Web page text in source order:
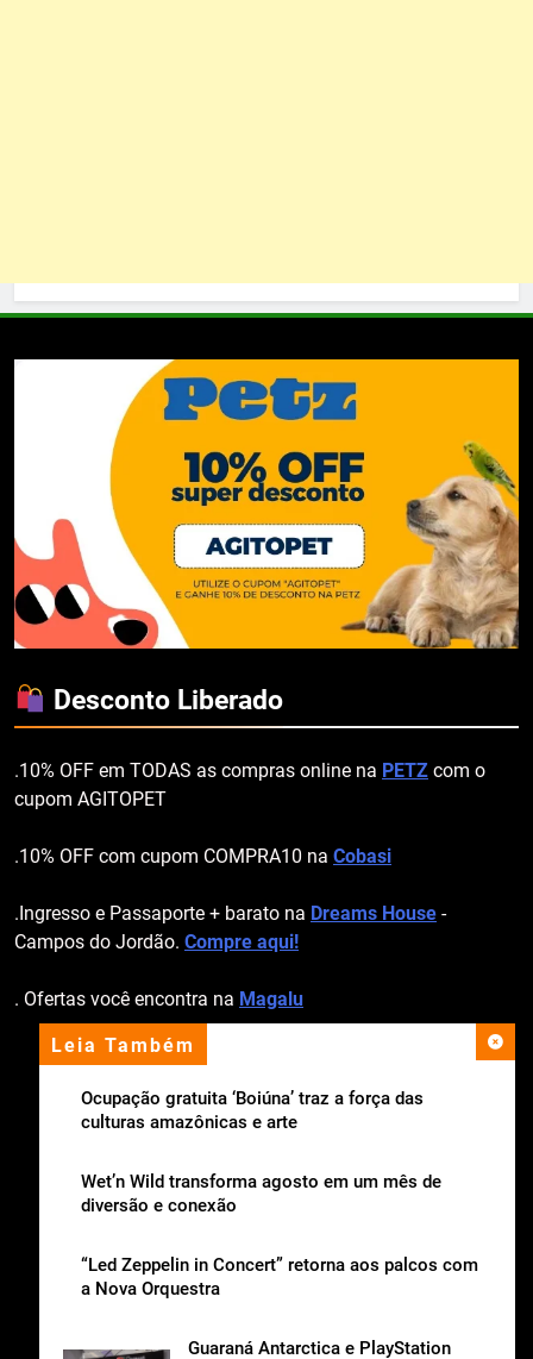
Leia Também
Ocupação gratuita ‘Boiúna’ traz a força das
culturas amazônicas e arte
Wet’n Wild transforma agosto em um mês de
diversão e conexão
“Led Zeppelin in Concert” retorna aos palcos com
a Nova Orquestra
Guaraná Antarctica e PlayStation
Desconto Liberado
.10% OFF em TODAS as compras online na PETZ com o
cupom AGITOPET
.10% OFF com cupom COMPRA10 na Cobasi
.Ingresso e Passaporte + barato na Dreams House -
Campos do Jordão. Compre aqui!
. Ofertas você encontra na Magalu
apoio institucional